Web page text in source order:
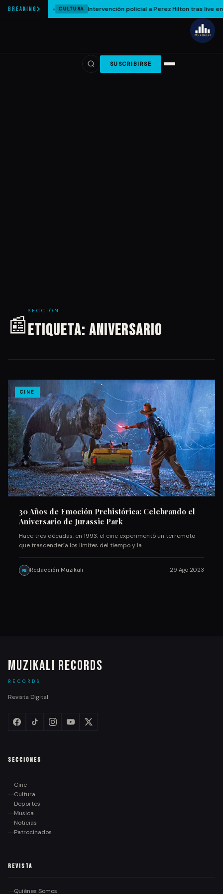
BREAKING CULTURA Intervención policial a Perez Hilton tras live en
SUSCRIBIRSE
📰
SECCIÓN
Etiqueta: Aniversario
CINE
30 Años de Emoción Prehistórica: Celebrando el
Aniversario de Jurassic Park
Hace tres décadas, en 1993, el cine experimentó un terremoto
que trascendería los límites del tiempo y la…
RE Redacción Muzikali 29 Ago 2023
Muzikali Records
RECORDS
Revista Digital
Secciones
Cine
Cultura
Deportes
Musica
Noticias
Patrocinados
Revista
Quiénes Somos